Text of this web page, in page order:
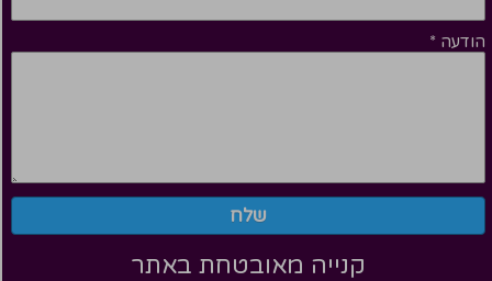
הודעה *
שלח
קנייה מאובטחת באתר